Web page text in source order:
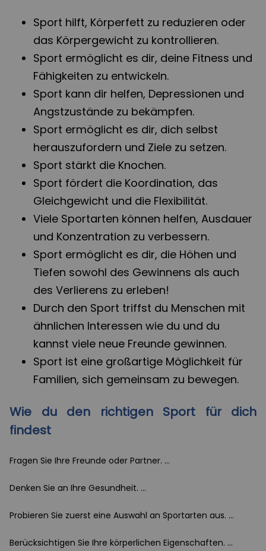
Sport hilft, Körperfett zu reduzieren oder
das Körpergewicht zu kontrollieren.
Sport ermöglicht es dir, deine Fitness und
Fähigkeiten zu entwickeln.
Sport kann dir helfen, Depressionen und
Angstzustände zu bekämpfen.
Sport ermöglicht es dir, dich selbst
herauszufordern und Ziele zu setzen.
Sport stärkt die Knochen.
Sport fördert die Koordination, das
Gleichgewicht und die Flexibilität.
Viele Sportarten können helfen, Ausdauer
und Konzentration zu verbessern.
Sport ermöglicht es dir, die Höhen und
Tiefen sowohl des Gewinnens als auch
des Verlierens zu erleben!
Durch den Sport triffst du Menschen mit
ähnlichen Interessen wie du und du
kannst viele neue Freunde gewinnen.
Sport ist eine großartige Möglichkeit für
Familien, sich gemeinsam zu bewegen.
Wie du den richtigen Sport für dich
findest
Fragen Sie Ihre Freunde oder Partner. ...
Denken Sie an Ihre Gesundheit. ...
Probieren Sie zuerst eine Auswahl an Sportarten aus. ...
Berücksichtigen Sie Ihre körperlichen Eigenschaften. ...